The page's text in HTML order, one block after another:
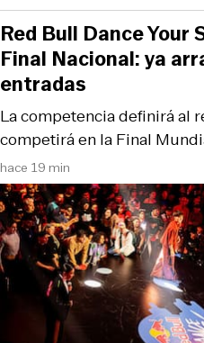
hace 19 min
La competencia definirá al
competirá en la Final
Red Bull Dance Your
Final Nacional: ya
entradas